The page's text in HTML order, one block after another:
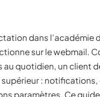
dans l’académie
sur le webmail.
au quotidien, un client
:
paramètres. Ce